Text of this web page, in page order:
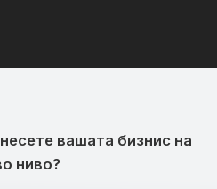
вашата бизнис на
ниво?